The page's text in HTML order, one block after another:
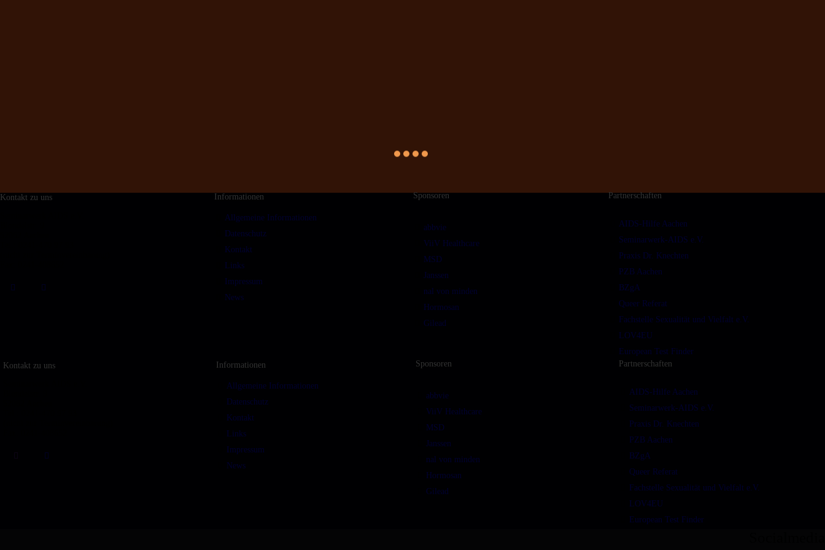
Kontakt zu uns
Informationen
Allgemeine Informationen
Datenschutz
Kontakt
Links
Impressum
News
Sponsoren
abbvie
ViiV Healthcare
MSD
Janssen
nal von minden
Hormosan
Gilead
Partnerschaften
AIDS-Hilfe Aachen
Seminarwerk-AIDS e.V.
Praxis Dr. Knechten
PZB Aachen
BZgA
Queer Referat
Fachstelle Sexualität und Vielfalt e.V.
LOV4EU
European Test Finder
Kontakt zu uns
Informationen
Allgemeine Informationen
Datenschutz
Kontakt
Links
Impressum
News
Sponsoren
abbvie
ViiV Healthcare
MSD
Janssen
nal von minden
Hormosan
Gilead
Partnerschaften
AIDS-Hilfe Aachen
Seminarwerk-AIDS e.V.
Praxis Dr. Knechten
PZB Aachen
BZgA
Queer Referat
Fachstelle Sexualität und Vielfalt e.V.
LOV4EU
European Test Finder